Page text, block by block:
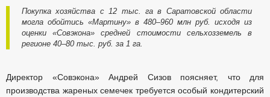
Покупка хозяйства с 12 тыс. га в Саратовской области
могла обойтись «Мартину» в 480–960 млн руб. исходя из
оценки «Совэкона» средней стоимости сельхозземель в
регионе 40–80 тыс. руб. за 1 га.
Директор «Совэкона» Андрей Сизов поясняет, что для
производства жареных семечек требуется особый кондитерский